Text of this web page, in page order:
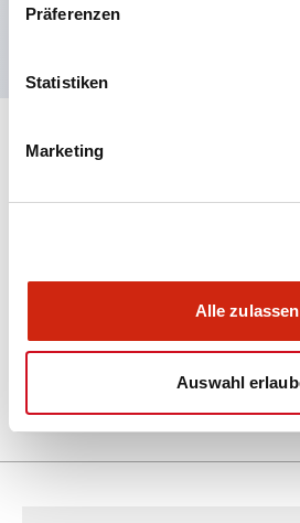
Präferenzen
Statistiken
Marketing
Alle zulassen
Auswahl
Finger-sichere (IP20)
Dokumente und Dateien
10/10/2024.PDF5.62MB